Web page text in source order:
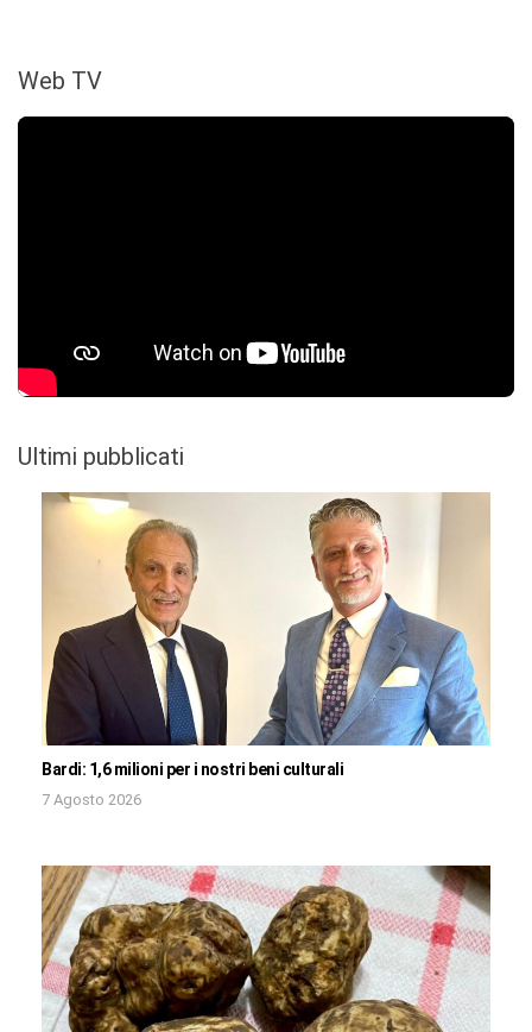
Web TV
Ultimi pubblicati
Bardi: 1,6 milioni per i nostri beni culturali
7 Agosto 2026